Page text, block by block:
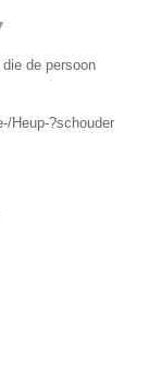
de persoon
Heup-?schouder